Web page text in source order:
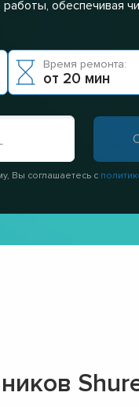
обеспечивая
Время ремонта:
от 20 мин
Вы соглашаетесь с